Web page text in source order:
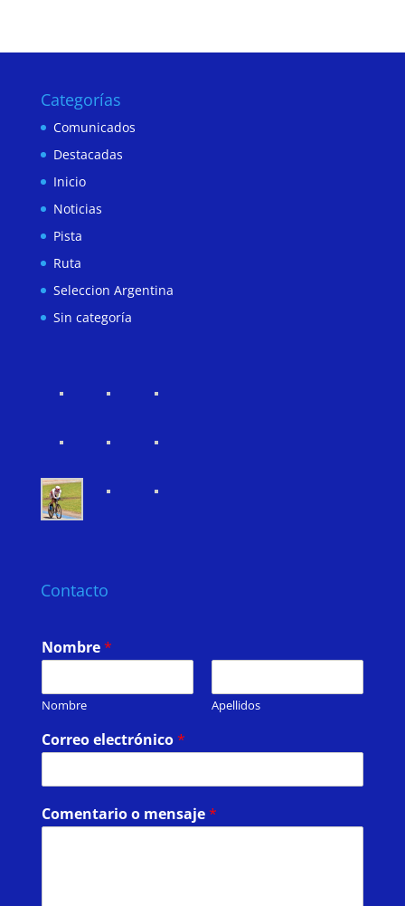
Categorías
Comunicados
Destacadas
Inicio
Noticias
Pista
Ruta
Seleccion Argentina
Sin categoría
Contacto
Nombre*
Nombre Apellidos
Correo electrónico*
Comentario o mensaje*